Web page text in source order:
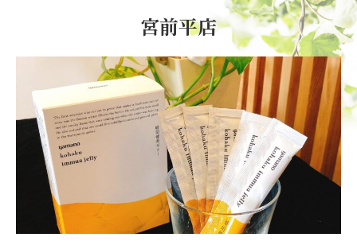
宮前平店